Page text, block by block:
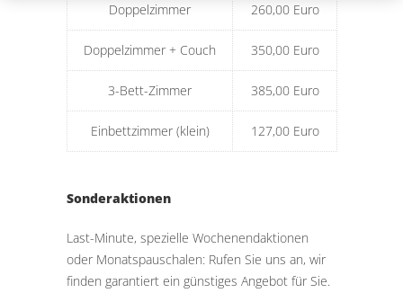
Doppelzimmer 260,00 Euro
Doppelzimmer + Couch 350,00 Euro
3-Bett-Zimmer 385,00 Euro
Einbettzimmer (klein) 127,00 Euro
Sonderaktionen
Last-Minute, spezielle Wochenendaktionen
oder Monatspauschalen: Rufen Sie uns an, wir
finden garantiert ein günstiges Angebot für Sie.